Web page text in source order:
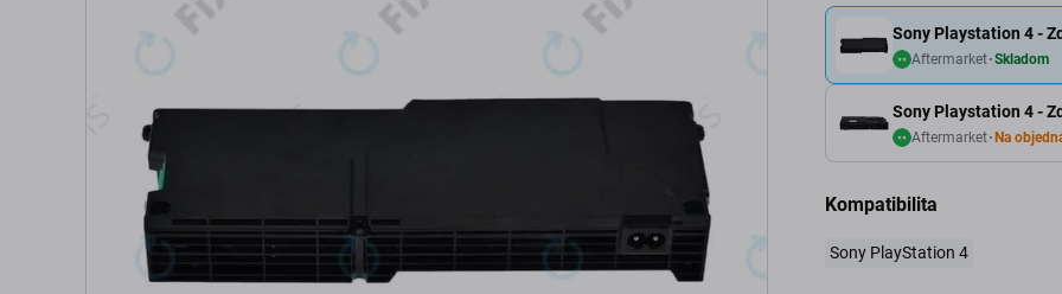
Sony Playstation 4 -
Aftermarket Na
Sony Playstation 4 -
Aftermarket Skladom
Kompatibilita
Sony PlayStation 4